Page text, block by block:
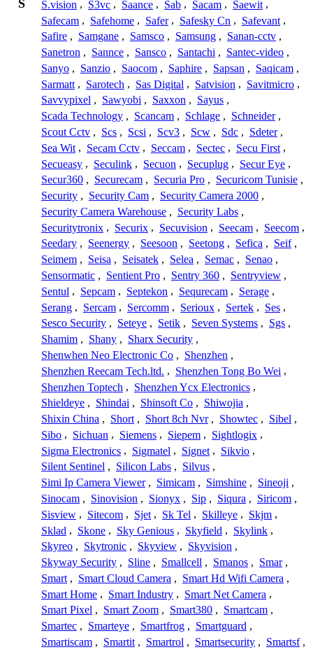
S S.vision , S3vc , Saance , Sab , Sacam , Saewit ,
Safecam , Safehome , Safer , Safesky Cn , Safevant ,
Safire , Samgane , Samsco , Samsung , Sanan-cctv ,
Sanetron , Sannce , Sansco , Santachi , Santec-video ,
Sanyo , Sanzio , Saocom , Saphire , Sapsan , Saqicam ,
Sarmatt , Sarotech , Sas Digital , Satvision , Savitmicro ,
Savvypixel , Sawyobi , Saxxon , Sayus ,
Scada Technology , Scancam , Schlage , Schneider ,
Scout Cctv , Scs , Scsi , Scv3 , Scw , Sdc , Sdeter ,
Sea Wit , Secam Cctv , Seccam , Sectec , Secu First ,
Secueasy , Seculink , Secuon , Secuplug , Secur Eye ,
Secur360 , Securecam , Securia Pro , Securicom Tunisie ,
Security , Security Cam , Security Camera 2000 ,
Security Camera Warehouse , Security Labs ,
Securitytronix , Securix , Secuvision , Seecam , Seecom ,
Seedary , Seenergy , Seesoon , Seetong , Sefica , Seif ,
Seimem , Seisa , Seisatek , Selea , Semac , Senao ,
Sensormatic , Sentient Pro , Sentry 360 , Sentryview ,
Sentul , Sepcam , Septekon , Sequrecam , Serage ,
Serang , Sercam , Sercomm , Serioux , Sertek , Ses ,
Sesco Security , Seteye , Setik , Seven Systems , Sgs ,
Shamim , Shany , Sharx Security ,
Shenwhen Neo Electronic Co , Shenzhen ,
Shenzhen Reecam Tech.ltd. , Shenzhen Tong Bo Wei ,
Shenzhen Toptech , Shenzhen Ycx Electronics ,
Shieldeye , Shindai , Shinsoft Co , Shiwojia ,
Shixin China , Short , Short 8ch Nvr , Showtec , Sibel ,
Sibo , Sichuan , Siemens , Siepem , Sightlogix ,
Sigma Electronics , Sigmatel , Signet , Sikvio ,
Silent Sentinel , Silicon Labs , Silvus ,
Simi Ip Camera Viewer , Simicam , Simshine , Sineoji ,
Sinocam , Sinovision , Sionyx , Sip , Siqura , Siricom ,
Sisview , Sitecom , Sjet , Sk Tel , Skilleye , Skjm ,
Sklad , Skone , Sky Genious , Skyfield , Skylink ,
Skyreo , Skytronic , Skyview , Skyvision ,
Skyway Security , Sline , Smallcell , Smanos , Smar ,
Smart , Smart Cloud Camera , Smart Hd Wifi Camera ,
Smart Home , Smart Industry , Smart Net Camera ,
Smart Pixel , Smart Zoom , Smart380 , Smartcam ,
Smartec , Smarteye , Smartfrog , Smartguard ,
Smartiscam , Smartit , Smartrol , Smartsecurity , Smartsf ,